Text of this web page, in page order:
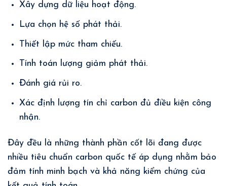
Xây dựng dữ liệu hoạt động.
Lựa chọn hệ số phát thải.
Thiết lập mức tham chiếu.
Tính toán lượng giảm phát thải.
Đánh giá rủi ro.
Xác định lượng tín chỉ carbon đủ điều kiện công
nhận.
Đây đều là những thành phần cốt lõi đang được
nhiều tiêu chuẩn carbon quốc tế áp dụng nhằm bảo
đảm tính minh bạch và khả năng kiểm chứng của